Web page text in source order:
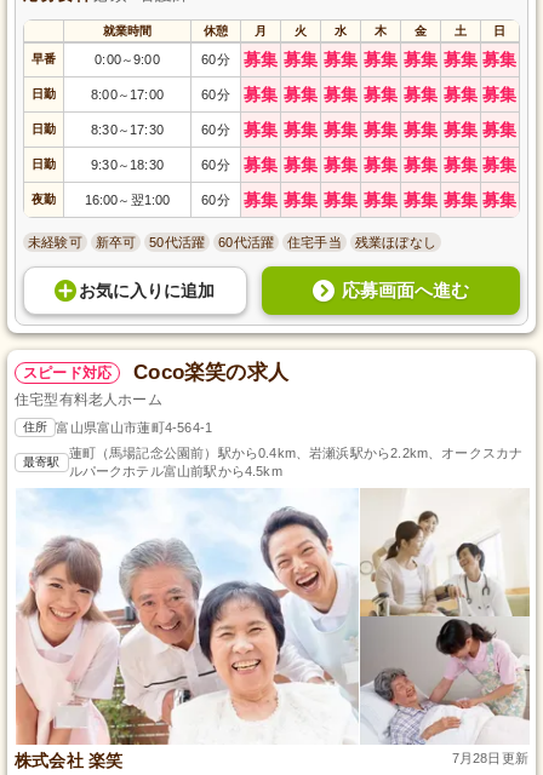
就業時間 休憩 月 火 水 木 金 土 日
早番 0:00～9:00 60分 募集 募集 募集 募集 募集 募集 募集
日勤 8:00～ 17:00 60分 募集 募集 募集 募集 募集 募集 募集
日勤 8:30～ 17:30 60分 募集 募集 募集 募集 募集 募集 募集
日勤 9:30～ 18:30 60分 募集 募集 募集 募集 募集 募集 募集
夜勤 16:00～ 翌1:00 60分 募集 募集 募集 募集 募集 募集 募集
未経験可 新卒可 50代活躍 60代活躍 住宅手当 残業ほぼなし
お気に入り に追加 応募画面へ進む
スピード対応 Coco楽笑の求人
住宅型有料老人ホーム
住所 富山県富山市蓮町4-564-1
最寄駅
蓮町（馬場記念公園前）駅から0.4km、岩瀬浜駅から2.2km、オークスカナ
ルパークホテル富山前駅から4.5km
株式会社 楽笑 7月28日更新